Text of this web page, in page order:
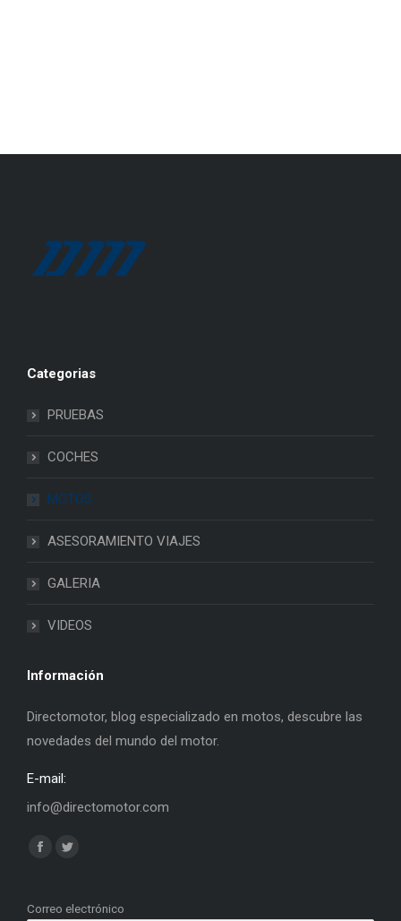
Categorias
PRUEBAS
COCHES
MOTOS
ASESORAMIENTO VIAJES
GALERIA
VIDEOS
Información
Directomotor, blog especializado en motos, descubre las
novedades del mundo del motor.
E-mail:
info@directomotor.com
Find us on:
Facebook
opens
Twitter
opens
Correo electrónico